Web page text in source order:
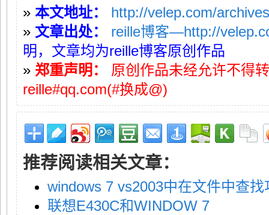
» 本文地址：
http://velep.com/
» 文章出处：
reille博客—http://
明，文章均为reille博客原创作品
» 郑重声明：
原创作品未经允许不得
reille#qq.com(#换成@)
推荐阅读相关文章：
windows 7 vs2003中在文件中查
联想E430C和WINDOW 7